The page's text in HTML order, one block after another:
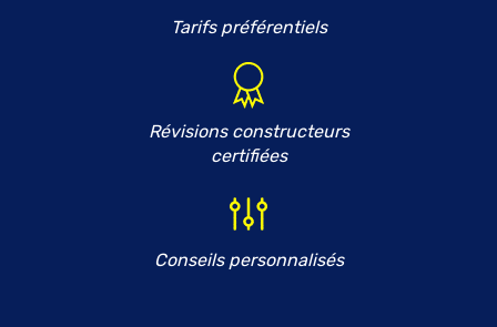
Tarifs préférentiels
Révisions constructeurs
certifiées
Conseils personnalisés